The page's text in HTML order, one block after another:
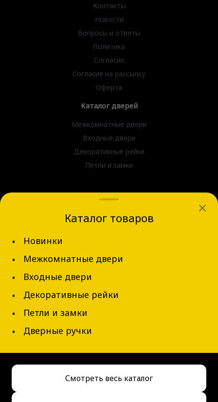
Контакты
Новости
Вопросы и ответы
Политика
Согласие
Согласие на рассылку
Оферта
Каталог дверей
Межкомнатные двери
Входные двери
Декоративные рейки
Петли и замки
г. Новосибирск, ул. Блюхера д.31
© 2026 AxelDoors, Все права защищены
Каталог товаров
Новинки
Межкомнатные двери
Входные двери
Декоративные рейки
Петли и замки
Дверные ручки
Смотреть весь каталог